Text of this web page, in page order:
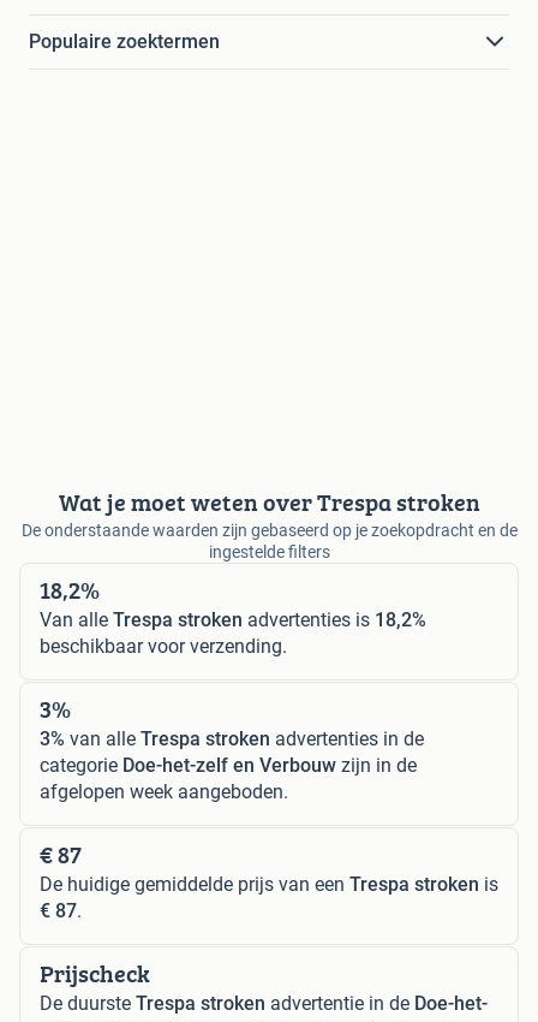
Populaire zoektermen
Wat je moet weten over Trespa stroken
De onderstaande waarden zijn gebaseerd op je zoekopdracht en de
ingestelde filters
18,2%
Van alle Trespa stroken advertenties is 18,2%
beschikbaar voor verzending.
3%
3% van alle Trespa stroken advertenties in de
categorie Doe-het-zelf en Verbouw zijn in de
afgelopen week aangeboden.
€ 87
De huidige gemiddelde prijs van een Trespa stroken is
€ 87.
Prijscheck
De duurste Trespa stroken advertentie in de Doe-het-